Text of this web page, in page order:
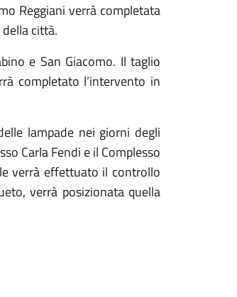
Reggiani verrà completata
della città.
e San Giacomo. Il taglio
completato l’intervento in
lampade nei giorni degli
Carla Fendi e il Complesso
verrà effettuato il controllo
verrà posizionata quella